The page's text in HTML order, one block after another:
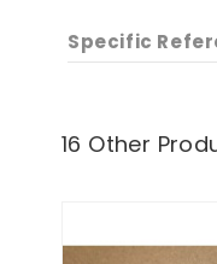
Specific
16 Other